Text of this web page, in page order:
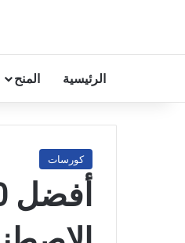
الرئيسية المنح
كورسات